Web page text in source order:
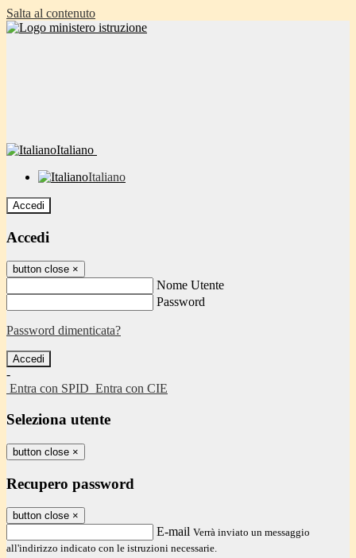
Salta al contenuto
Italiano
Italiano
Accedi
Accedi
button close ×
Nome Utente
Password
Password dimenticata?
-
Entra con SPID Entra con CIE
Seleziona utente
button close ×
Recupero password
button close ×
E-mail Verrà inviato un messaggio
all'indirizzo indicato con le istruzioni necessarie.